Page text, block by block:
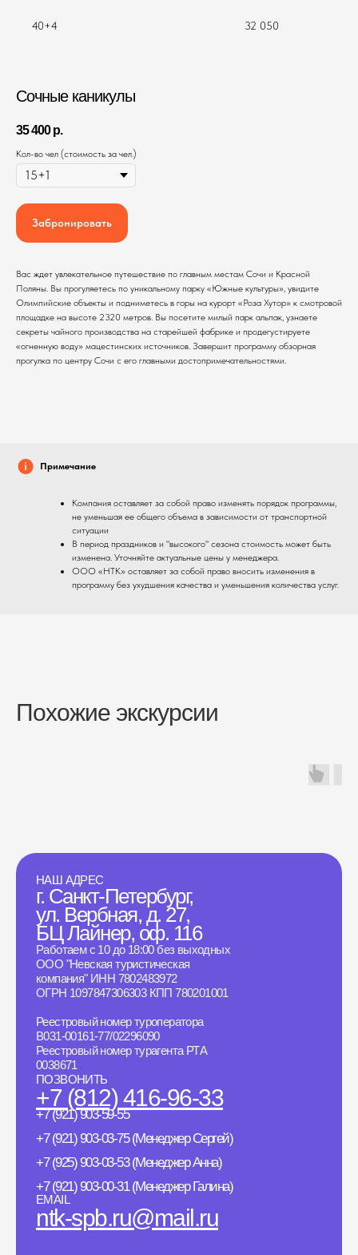
40+4 32 050
Сочные каникулы
35 400 р.
Кол-во чел (стоимость за чел.)
Забронировать
Вас ждет увлекательное путешествие по главным местам Сочи и Красной
Поляны. Вы прогуляетесь по уникальному парку «Южные культуры», увидите
Олимпийские объекты и подниметесь в горы на курорт «Роза Хутор» к смотровой
площадке на высоте 2320 метров. Вы посетите милый парк альпак, узнаете
секреты чайного производства на старейшей фабрике и продегустируете
«огненную воду» мацестинских источников. Завершит программу обзорная
прогулка по центру Сочи с его главными достопримечательностями.
Примечание
Компания оставляет за собой право изменять порядок программы,
не уменьшая ее общего объема в зависимости от транспортной
ситуации
В период праздников и "высокого" сезона стоимость может быть
изменена. Уточняйте актуальные цены у менеджера.
ООО «НТК» оставляет за собой право вносить изменения в
программу без ухудшения качества и уменьшения количества услуг.
Похожие экскурсии
НАШ АДРЕС
г. Санкт-Петербург,
ул. Вербная, д. 27,
БЦ Лайнер, оф. 116
Работаем с 10 до 18:00 без выходных
ООО "Невская туристическая
компания" ИНН 7802483972
ОГРН 1097847306303 КПП 780201001
Реестровый номер туроператора
B031-00161-77/02296090
Реестровый номер турагента РТА
0038671
ПОЗВОНИТЬ
+7 (812) 416-96-33
+7 (921) 903-59-55
+7 (921) 903-03-75 (Менеджер Сергей)
+7 (925) 903-03-53 (Менеджер Анна)
+7 (921) 903-00-31 (Менеджер Галина)
EMAIL
ntk-spb.ru@mail.ru